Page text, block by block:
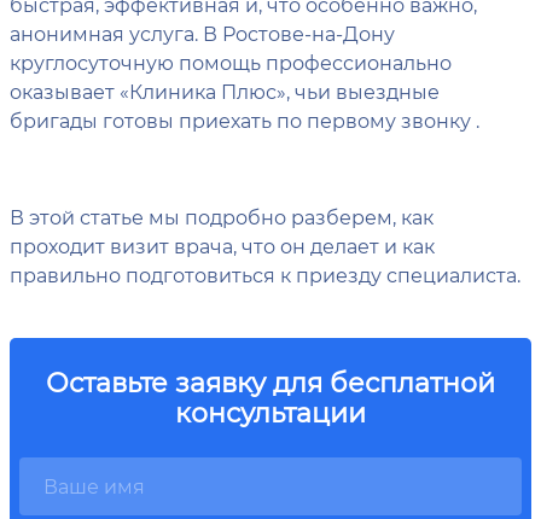
анонимная услуга. В Ростове-на-Дону
круглосуточную помощь профессионально
оказывает «Клиника Плюс», чьи выездные
бригады готовы приехать по первому звонку .
В этой статье мы подробно разберем, как
проходит визит врача, что он делает и как
правильно подготовиться к приезду специалиста.
Оставьте заявку для бесплатной
консультации